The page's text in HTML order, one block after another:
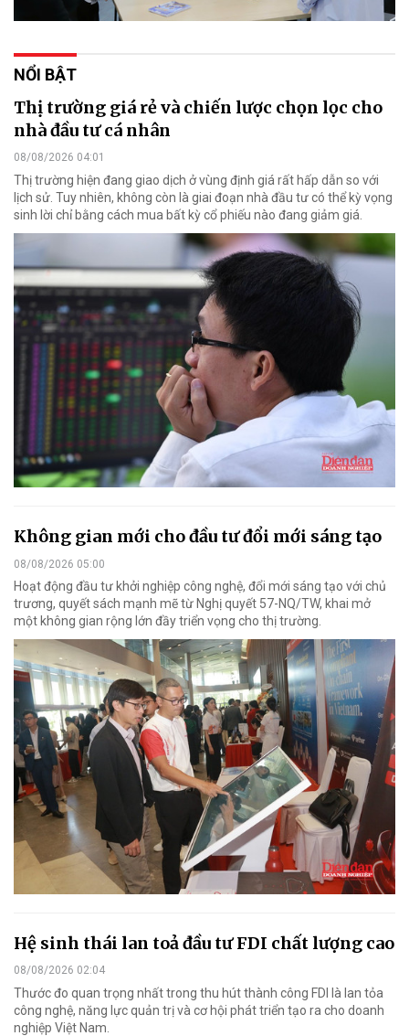
NỔI BẬT
Thị trường giá rẻ và chiến lược chọn lọc cho
nhà đầu tư cá nhân
08/08/2026 04:01
Thị trường hiện đang giao dịch ở vùng định giá rất hấp dẫn so với
lịch sử. Tuy nhiên, không còn là giai đoạn nhà đầu tư có thể kỳ vọng
sinh lời chỉ bằng cách mua bất kỳ cổ phiếu nào đang giảm giá.
Không gian mới cho đầu tư đổi mới sáng tạo
08/08/2026 05:00
Hoạt động đầu tư khởi nghiệp công nghệ, đổi mới sáng tạo với chủ
trương, quyết sách mạnh mẽ từ Nghị quyết 57-NQ/TW, khai mở
một không gian rộng lớn đầy triển vọng cho thị trường.
Hệ sinh thái lan toả đầu tư FDI chất lượng cao
08/08/2026 02:04
Thước đo quan trọng nhất trong thu hút thành công FDI là lan tỏa
công nghệ, năng lực quản trị và cơ hội phát triển tạo ra cho doanh
nghiệp Việt Nam.